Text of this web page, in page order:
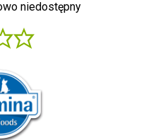
niedostępny